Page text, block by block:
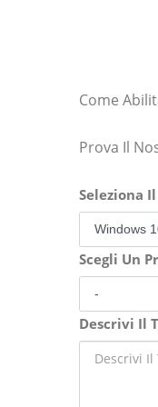
Come
Prova Il
Seleziona
Scegli Un
Descrivi Il